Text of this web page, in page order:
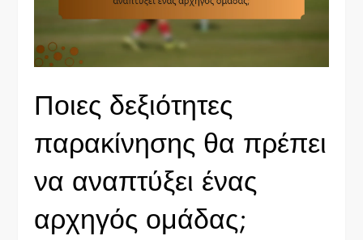
Ποιες δεξιότητες
παρακίνησης θα πρέπει
να αναπτύξει ένας
αρχηγός ομάδας;